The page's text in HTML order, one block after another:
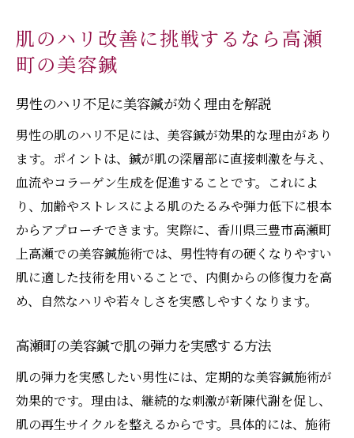
肌のハリ改善に挑戦するなら高瀬
町の美容鍼
男性のハリ不足に美容鍼が効く理由を解説
男性の肌のハリ不足には、美容鍼が効果的な理由があり
ます。ポイントは、鍼が肌の深層部に直接刺激を与え、
血流やコラーゲン生成を促進することです。これによ
り、加齢やストレスによる肌のたるみや弾力低下に根本
からアプローチできます。実際に、香川県三豊市高瀬町
上高瀬での美容鍼施術では、男性特有の硬くなりやすい
肌に適した技術を用いることで、内側からの修復力を高
め、自然なハリや若々しさを実感しやすくなります。
高瀬町の美容鍼で肌の弾力を実感する方法
肌の弾力を実感したい男性には、定期的な美容鍼施術が
効果的です。理由は、継続的な刺激が新陳代謝を促し、
肌の再生サイクルを整えるからです。具体的には、施術